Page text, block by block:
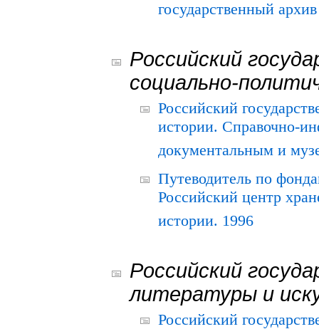
государственный
Российский
социально-
Российский
истории. Справочно-
документальным и
Путеводитель по
Российский центр
истории. 1996
Российский
литературы и
Российский